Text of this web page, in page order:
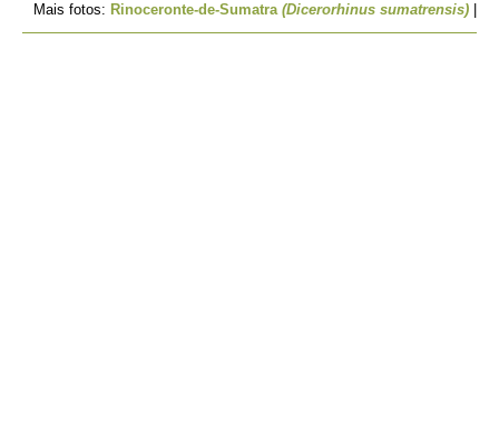
Mais fotos: Rinoceronte-de-Sumatra (Dicerorhinus sumatrensis)